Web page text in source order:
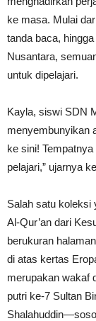
ke masa. Mulai
tanda baca,
Nusantara,
untuk dipelajari.
Kayla, siswi SDN
menyembunyikan
ke sini!
pelajari,” ujarnya
Salah satu koleksi
Al-Qur’an dari
berukuran
di atas kertas
merupakan wakaf
putri ke-7 Sultan